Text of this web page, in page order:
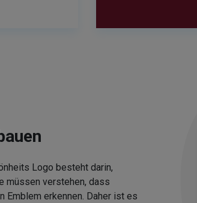
Logo besteht darin,
müssen verstehen, dass
Emblem erkennen. Daher ist es